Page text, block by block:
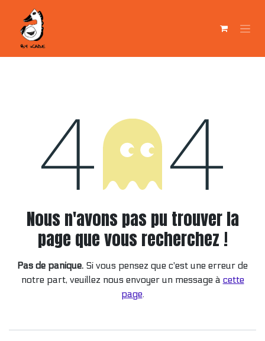
Se rendre au contenu
Erreur 404
Nous n'avons pas pu trouver la
page que vous recherchez !
Pas de panique. Si vous pensez que c'est une erreur de
notre part, veuillez nous envoyer un message à cette
page.